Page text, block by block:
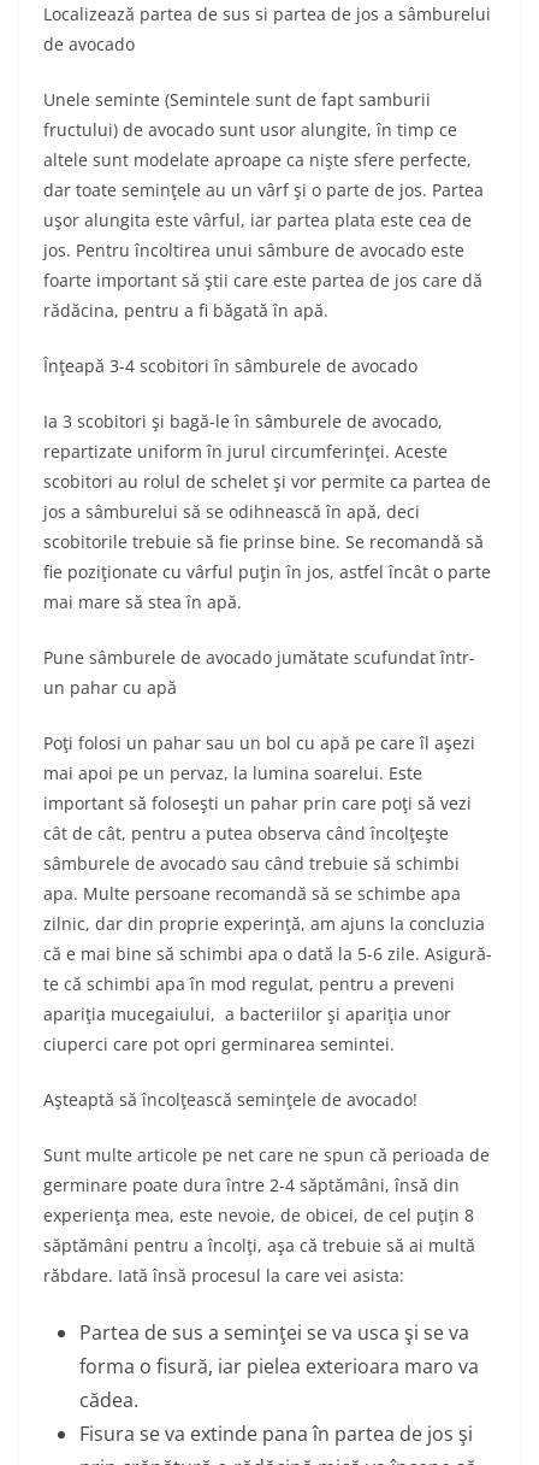
Localizează partea de sus si partea de jos a sâmburelui
de avocado
Unele seminte (Semintele sunt de fapt samburii
fructului) de avocado sunt usor alungite, în timp ce
altele sunt modelate aproape ca nişte sfere perfecte,
dar toate seminţele au un vârf şi o parte de jos. Partea
uşor alungita este vârful, iar partea plata este cea de
jos. Pentru încoltirea unui sâmbure de avocado este
foarte important să ştii care este partea de jos care dă
rădăcina, pentru a fi băgată în apă.
Înţeapă 3-4 scobitori în sâmburele de avocado
Ia 3 scobitori şi bagă-le în sâmburele de avocado,
repartizate uniform în jurul circumferinţei. Aceste
scobitori au rolul de schelet şi vor permite ca partea de
jos a sâmburelui să se odihnească în apă, deci
scobitorile trebuie să fie prinse bine. Se recomandă să
fie poziţionate cu vârful puţin în jos, astfel încât o parte
mai mare să stea în apă.
Pune sâmburele de avocado jumătate scufundat într-
un pahar cu apă
Poţi folosi un pahar sau un bol cu apă pe care îl aşezi
mai apoi pe un pervaz, la lumina soarelui. Este
important să foloseşti un pahar prin care poţi să vezi
cât de cât, pentru a putea observa când încolţeşte
sâmburele de avocado sau când trebuie să schimbi
apa. Multe persoane recomandă să se schimbe apa
zilnic, dar din proprie experinţă, am ajuns la concluzia
că e mai bine să schimbi apa o dată la 5-6 zile. Asigură-
te că schimbi apa în mod regulat, pentru a preveni
apariţia mucegaiului, a bacteriilor şi apariţia unor
ciuperci care pot opri germinarea semintei.
Aşteaptă să încolţească seminţele de avocado!
Sunt multe articole pe net care ne spun că perioada de
germinare poate dura între 2-4 săptămâni, însă din
experienţa mea, este nevoie, de obicei, de cel puţin 8
săptămâni pentru a încolţi, aşa că trebuie să ai multă
răbdare. Iată însă procesul la care vei asista:
Partea de sus a seminţei se va usca şi se va
forma o fisură, iar pielea exterioara maro va
cădea.
Fisura se va extinde pana în partea de jos şi